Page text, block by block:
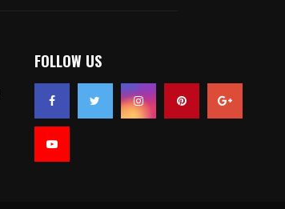
FOLLOW US